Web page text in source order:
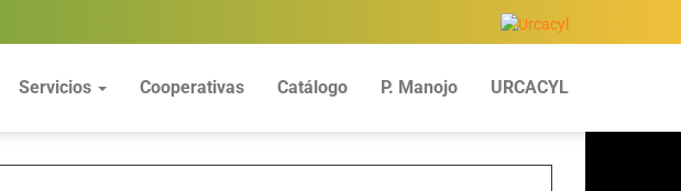
Servicios Cooperativas Catálogo P. Manojo URCACYL